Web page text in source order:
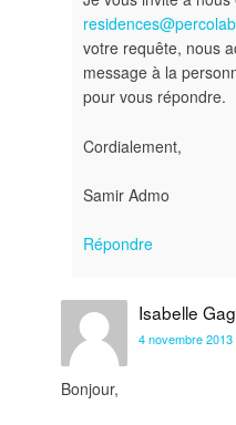
votre requête, nous
message à la
pour vous répondre.
Cordialement,
Samir Admo
Répondre
Isabelle
4 novembre
Bonjour,